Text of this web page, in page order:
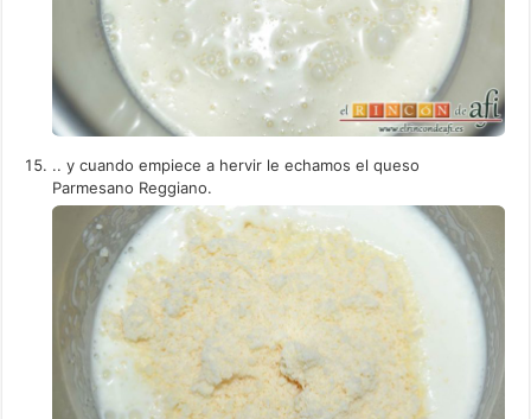
.. y cuando empiece a hervir le echamos el queso
Parmesano Reggiano.